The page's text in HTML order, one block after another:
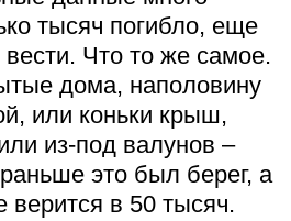
тысяч погибло, еще
Что то же самое.
дома, наполовину
или коньки крыш,
из-под валунов –
это был берег, а
верится в 50 тысяч.